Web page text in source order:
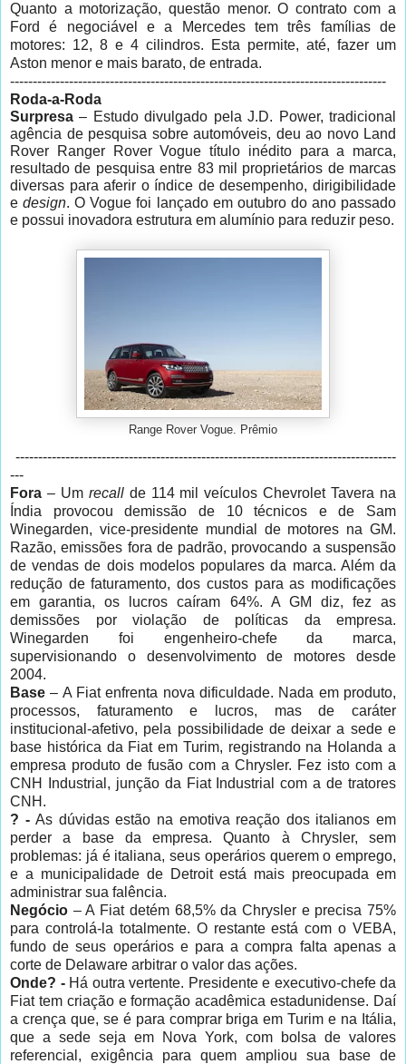
Quanto a motorização, questão menor. O contrato com a
Ford é negociável e a Mercedes tem três famílias de
motores: 12, 8 e 4 cilindros. Esta permite, até, fazer um
Aston menor e mais barato, de entrada.
-----------------------------------------------------------------------------------
Roda-a-Roda
Surpresa – Estudo divulgado pela J.D. Power, tradicional
agência de pesquisa sobre automóveis, deu ao novo Land
Rover Ranger Rover Vogue título inédito para a marca,
resultado de pesquisa entre 83 mil proprietários de marcas
diversas para aferir o índice de desempenho, dirigibilidade
e design. O Vogue foi lançado em outubro do ano passado
e possui inovadora estrutura em alumínio para reduzir peso.
Range Rover Vogue. Prêmio
------------------------------------------------------------------------------------
---
Fora – Um recall de 114 mil veículos Chevrolet Tavera na
Índia provocou demissão de 10 técnicos e de Sam
Winegarden, vice-presidente mundial de motores na GM.
Razão, emissões fora de padrão, provocando a suspensão
de vendas de dois modelos populares da marca. Além da
redução de faturamento, dos custos para as modificações
em garantia, os lucros caíram 64%. A GM diz, fez as
demissões por violação de políticas da empresa.
Winegarden foi engenheiro-chefe da marca,
supervisionando o desenvolvimento de motores desde
2004.
Base – A Fiat enfrenta nova dificuldade. Nada em produto,
processos, faturamento e lucros, mas de caráter
institucional-afetivo, pela possibilidade de deixar a sede e
base histórica da Fiat em Turim, registrando na Holanda a
empresa produto de fusão com a Chrysler. Fez isto com a
CNH Industrial, junção da Fiat Industrial com a de tratores
CNH.
? - As dúvidas estão na emotiva reação dos italianos em
perder a base da empresa. Quanto à Chrysler, sem
problemas: já é italiana, seus operários querem o emprego,
e a municipalidade de Detroit está mais preocupada em
administrar sua falência.
Negócio – A Fiat detém 68,5% da Chrysler e precisa 75%
para controlá-la totalmente. O restante está com o VEBA,
fundo de seus operários e para a compra falta apenas a
corte de Delaware arbitrar o valor das ações.
Onde? - Há outra vertente. Presidente e executivo-chefe da
Fiat tem criação e formação acadêmica estadunidense. Daí
a crença que, se é para comprar briga em Turim e na Itália,
que a sede seja em Nova York, com bolsa de valores
referencial, exigência para quem ampliou sua base de